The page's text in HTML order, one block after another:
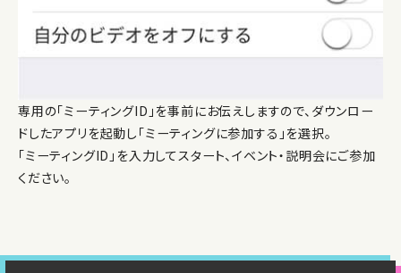
専用の「ミーティングID」を事前にお伝えしますので、ダウンロー
ドしたアプリを起動し「ミーティングに参加する」を選択。
「ミーティングID」を入力してスタート、イベント・説明会にご参加
ください。